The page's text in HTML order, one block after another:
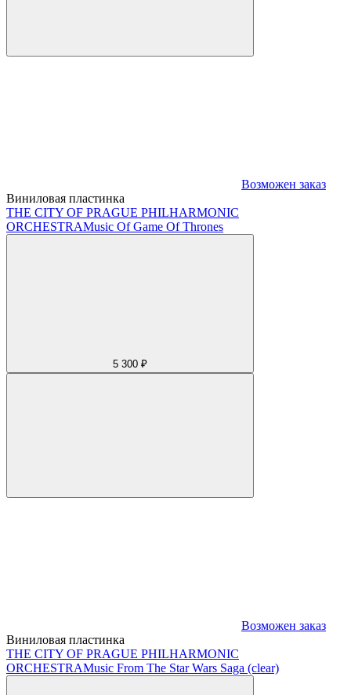
Возможен заказ
Виниловая пластинка
THE CITY OF PRAGUE PHILHARMONIC
ORCHESTRAMusic Of Game Of Thrones
5 300 ₽
Возможен заказ
Виниловая пластинка
THE CITY OF PRAGUE PHILHARMONIC
ORCHESTRAMusic From The Star Wars Saga (clear)